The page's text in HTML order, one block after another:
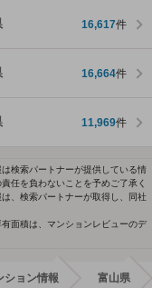
16,617件
16,664件
11,969件
検索パートナーが提供している情
任を負わないことを予めご了承く
、検索パートナーが取得し、同社
面積は、マンションレビューのデ
ション情報 富山県